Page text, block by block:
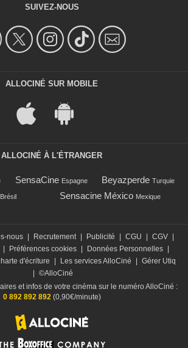
SUIVEZ-NOUS
ALLOCINÉ SUR MOBILE
ALLOCINÉ À L'ÉTRANGER
SensaCine Espagne Beyazperde Turquie
Brésil Sensacine México Mexique
nous Recrutement Publicité CGU CGV
Préférences cookies Données Personnelles
d'écriture Les services AlloCiné
Gérer Utiq
©AlloCiné
et infos de votre cinéma sur le numéro AlloCiné :
0 892 892 892(0,90€/minute)